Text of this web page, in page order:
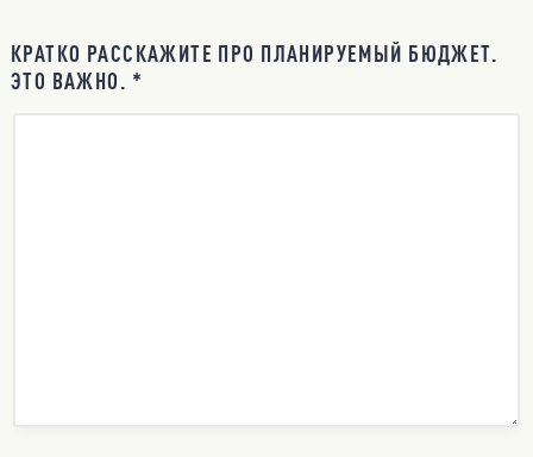
КРАТКО РАССКАЖИТЕ ПРО ПЛАНИРУЕМЫЙ БЮДЖЕТ.
ЭТО ВАЖНО. *